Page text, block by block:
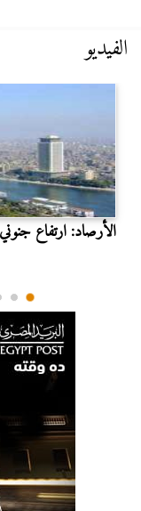
الفيديو
الأرصاد: ارتفاع جنوني في